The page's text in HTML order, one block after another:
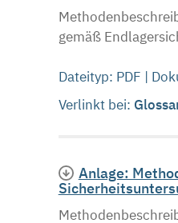
gemäß
Dateityp: PDF |
Verlinkt bei:
Anlage: